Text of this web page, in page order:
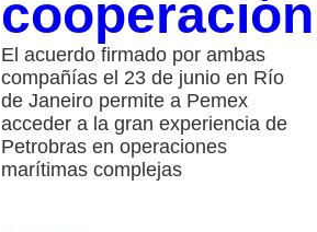
cooperación
El acuerdo firmado por ambas
compañías el 23 de junio en Río
de Janeiro permite a Pemex
acceder a la gran experiencia de
Petrobras en operaciones
marítimas complejas